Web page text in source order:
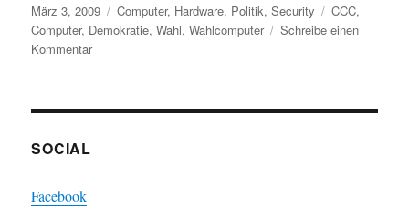
Veröffentlicht
am
März 3, 2009 Kategorien
Computer, Hardware, Politik,Security Schlagwörter
CCC,
Computer, Demokratie,Wahl,Wahlcomputer
Schreibe einen
Kommentarzu
sind
SOCIAL
Facebook